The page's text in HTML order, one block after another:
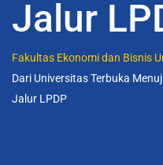
Jalur
Fakultas Ekonomi dan Bisnis
Dari Universitas Terbuka
Jalur LPDP